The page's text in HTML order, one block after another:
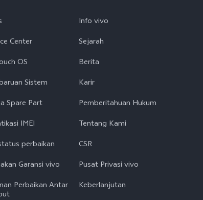
Center
OS
Sistem
Spare Part
IMEI
perbaikan
Garansi vivo
Perbaikan Antar
Info vivo
Sejarah
Berita
Karir
Pemberitahuan Hukum
Tentang Kami
CSR
Pusat Privasi vivo
Keberlanjutan